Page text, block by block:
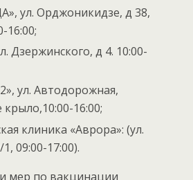
ул. Орджоникидзе, д 38,
16:00;
Дзержинского, д 4. 10:00-
ул. Автодорожная,
16:00;
клиника «Аврора»: (ул.
09:00-17:00).
мер по вакцинации